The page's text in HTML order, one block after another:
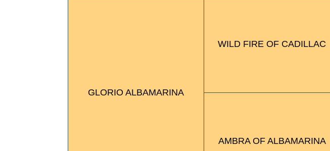
GLORIO ALBA­MARI­NA
WILD FIRE OF CADI­LLAC
AMBRA OF ALBA­MARI­NA